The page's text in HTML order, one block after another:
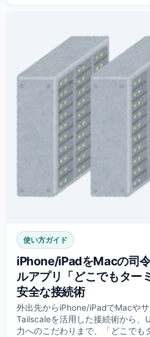
使い方ガイド
iPhone/iPadをMacの司
ルアプリ「どこでもター
安全な接続術
外出先からiPhone/iPadでMacやサ
Tailscaleを活用した接続術から、
力へのこだわりまで、「どこでも